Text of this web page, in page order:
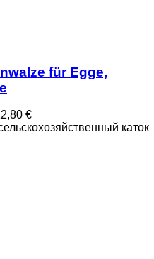
für Egge,
€
каток